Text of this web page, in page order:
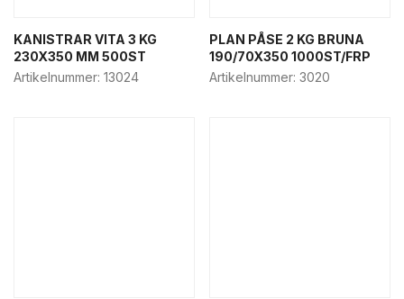
KANISTRAR VITA 3 KG
230X350 MM 500ST
Artikelnummer: 13024
PLAN PÅSE 2 KG BRUNA
190/70X350 1000ST/FRP
Artikelnummer: 3020